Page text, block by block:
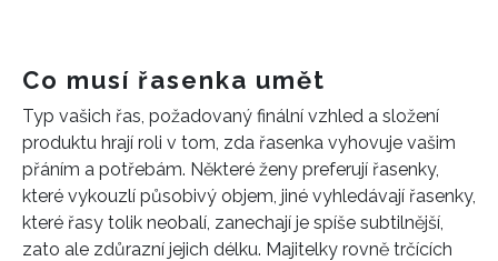
Co musí řasenka umět
Typ vašich řas, požadovaný finální vzhled a složení
produktu hrají roli v tom, zda řasenka vyhovuje vašim
přáním a potřebám. Některé ženy preferují řasenky,
které vykouzlí působivý objem, jiné vyhledávají řasenky,
které řasy tolik neobalí, zanechají je spíše subtilnější,
zato ale zdůrazní jejich délku. Majitelky rovně trčících